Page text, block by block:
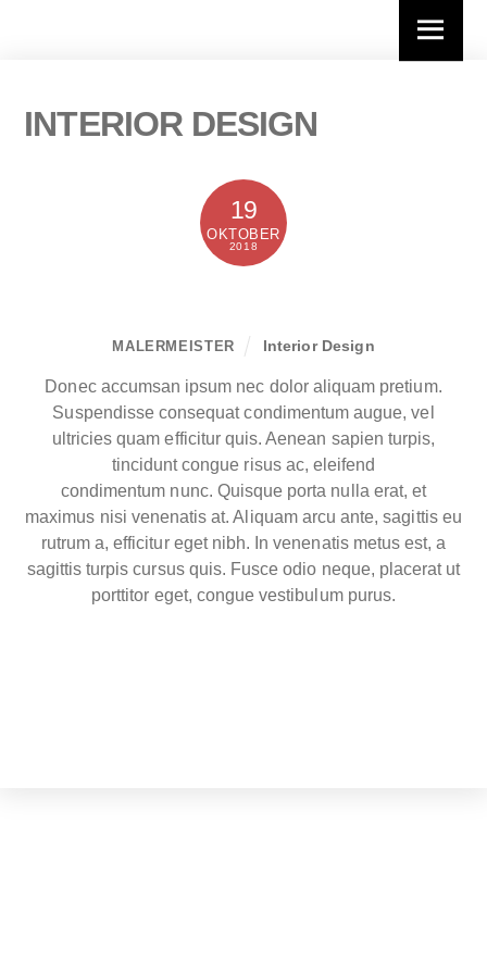
Menu
INTERIOR DESIGN
19
OKTOBER
2018
MALERMEISTER Interior Design
Donec accumsan ipsum nec dolor aliquam pretium.
Suspendisse consequat condimentum augue, vel
ultricies quam efficitur quis. Aenean sapien turpis,
tincidunt congue risus ac, eleifend
condimentum nunc. Quisque porta nulla erat, et
maximus nisi venenatis at. Aliquam arcu ante, sagittis eu
rutrum a, efficitur eget nibh. In venenatis metus est, a
sagittis turpis cursus quis. Fusce odio neque, placerat ut
porttitor eget, congue vestibulum purus.